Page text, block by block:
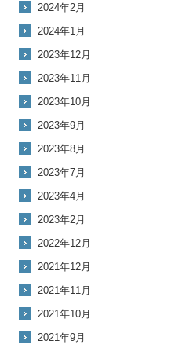
2024年2月
2024年1月
2023年12月
2023年11月
2023年10月
2023年9月
2023年8月
2023年7月
2023年4月
2023年2月
2022年12月
2021年12月
2021年11月
2021年10月
2021年9月